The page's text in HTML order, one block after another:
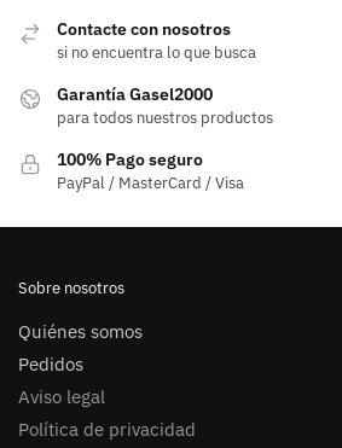
Contacte con nosotros
si no encuentra lo que busca
Garantía Gasel2000
para todos nuestros productos
100% Pago seguro
PayPal / MasterCard / Visa
Sobre nosotros
Quiénes somos
Pedidos
Aviso legal
Política de privacidad